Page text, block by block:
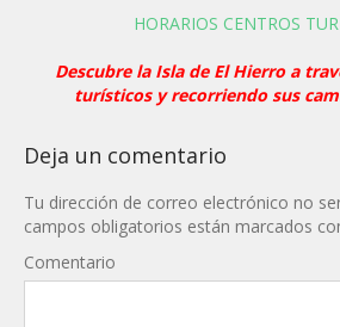
HORARIOS CENTROS
Descubre la Isla de El Hierro a
turísticos y recorriendo sus
Deja un comentario
Tu dirección de correo electrónico no
campos obligatorios están marcados
Comentario